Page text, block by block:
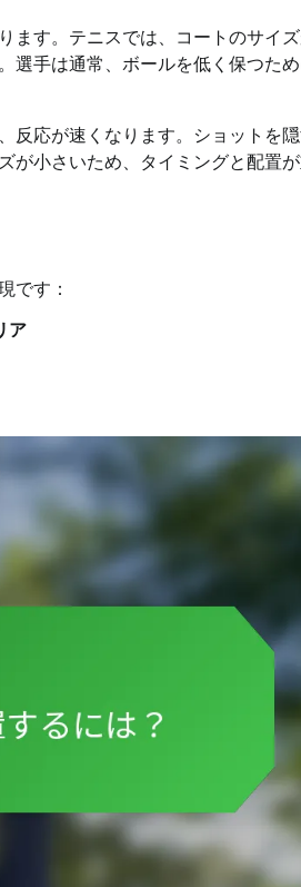
ます。テニスでは、コートのサイ
選手は通常、ボールを低く保つた
反応が速くなります。ショットを
が小さいため、タイミングと配置
です：
ア